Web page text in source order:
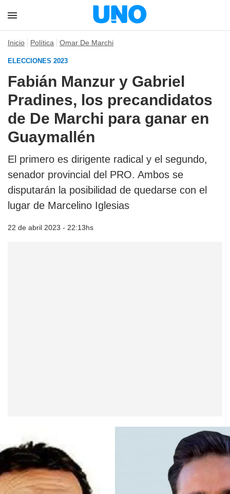
Inicio Política Omar De Marchi
ELECCIONES 2023
Fabián Manzur y Gabriel
Pradines, los precandidatos
de De Marchi para ganar en
Guaymallén
El primero es dirigente radical y el segundo,
senador provincial del PRO. Ambos se
disputarán la posibilidad de quedarse con el
lugar de Marcelino Iglesias
22 de abril 2023 - 22:13hs